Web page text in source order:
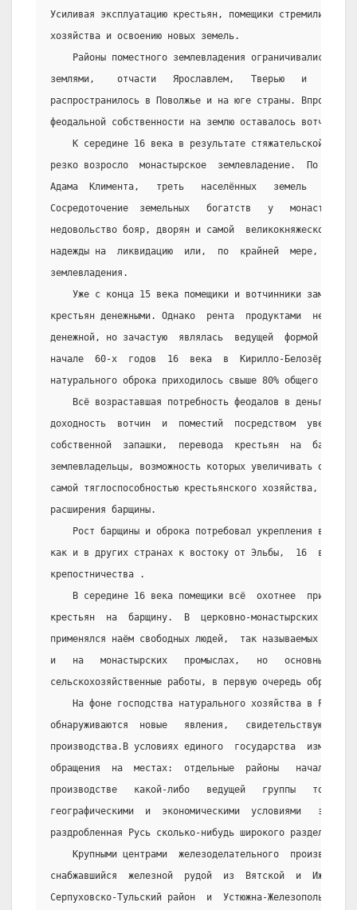
Усиливая эксплуатацию крестьян, помещики стремились к
хозяйства и освоению новых земель.
Районы поместного землевладения ограничивались
землями,    отчасти   Ярославлем,   Тверью   и
распространилось в Поволжье и на юге страны. Впрочем,
феодальной собственности на землю оставалось вотчинное
К середине 16 века в результате стяжательской
резко возросло  монастырское  землевладение.  По
Адама  Климента,   треть   населённых   земель
Сосредоточение  земельных   богатств   у   монастырей-
недовольство бояр, дворян и самой  великокняжеской
надежды на  ликвидацию  или,  по  крайней  мере,
землевладения.
Уже с конца 15 века помещики и вотчинники заменяли
крестьян денежными. Однако  рента  продуктами  не
денежной, но зачастую  являлась  ведущей  формой
начале  60-х  годов  16  века  в  Кирилло-Белозёрском
натурального оброка приходилось свыше 80% общего
Всё возраставшая потребность феодалов в деньгах
доходность  вотчин  и  поместий  посредством
собственной  запашки,  перевода  крестьян  на
землевладельцы, возможность которых увеличивать
самой тяглоспособностью крестьянского хозяйства,
расширения барщины.
Рост барщины и оброка потребовал укрепления власти
как и в других странах к востоку от Эльбы,  16  век
крепостничества .
В середине 16 века помещики всё  охотнее
крестьян  на  барщину.  В  церковно-монастырских
применялся наём свободных людей,  так называемых
и   на   монастырских   промыслах,   но   основным
сельскохозяйственные работы, в первую очередь
На фоне господства натурального хозяйства в России
обнаруживаются  новые   явления,   свидетельствующие
производства.В условиях единого  государства
обращения  на  местах:  отдельные  районы   начали
производстве   какой-либо   ведущей   группы
географическими  и  экономическими  условиями   этих
раздробленная Русь сколько-нибудь широкого разделения
Крупными центрами  железоделательного
снабжавшийся  железной  рудой  из  Вятской  и
Серпуховско-Тульский район  и  Устюжна-